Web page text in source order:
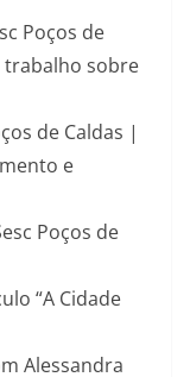
Poços de
trabalho sobre
de Caldas |
e
Poços de
“A Cidade
Alessandra